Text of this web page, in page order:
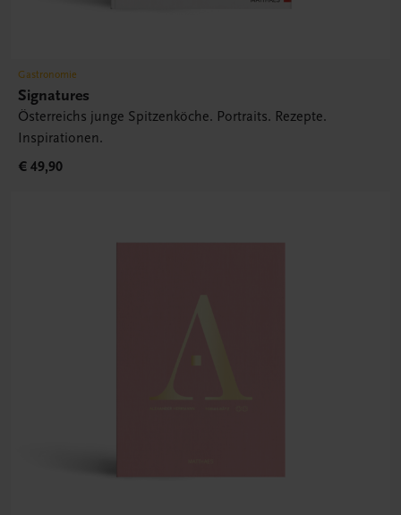
Gastronomie
Signatures
Österreichs junge Spitzenköche. Portraits. Rezepte.
Inspirationen.
€ 49,90